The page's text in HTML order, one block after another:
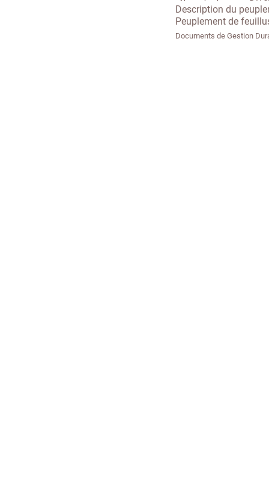
Description du
Peuplement de
Documents de Gestion